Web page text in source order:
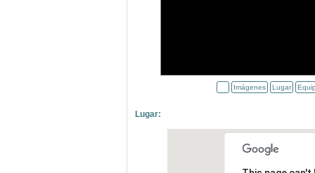
Imágenes Lugar
Lugar: